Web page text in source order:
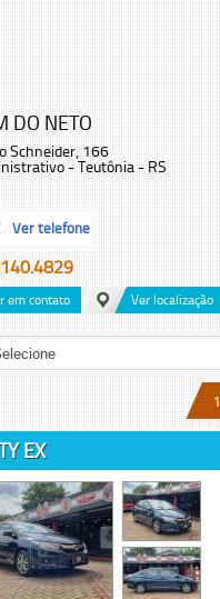
DO NETO
Schneider, 166
- Teutônia - RS
Ver telefone
em contato Ver localização
1
EX